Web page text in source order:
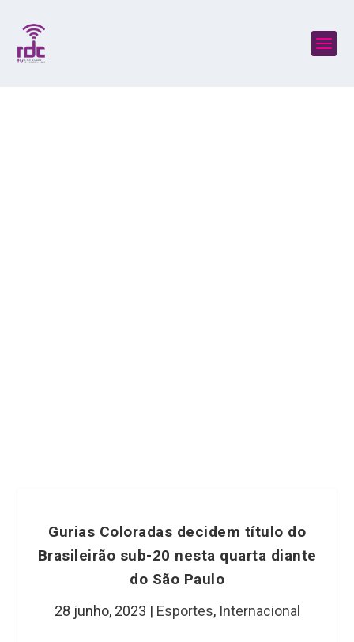
Gurias Coloradas decidem título do
Brasileirão sub-20 nesta quarta diante
do São Paulo
28 junho, 2023 | Esportes, Internacional